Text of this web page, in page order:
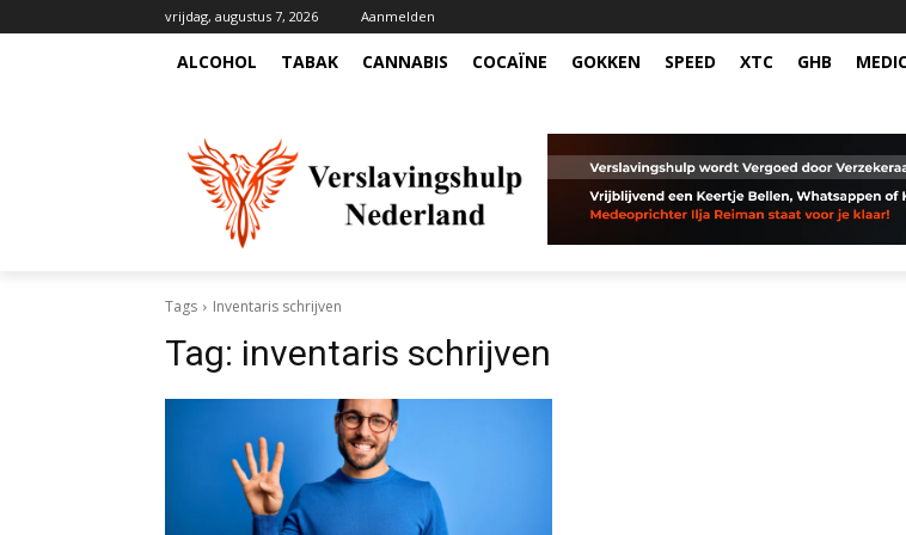
vrijdag, augustus 7, 2026 Aanmelden
ALCOHOL TABAK CANNABIS COCAÏNE GOKKEN SPEED XTC GHB
Tags Inventaris schrijven
Tag: inventaris schrijven